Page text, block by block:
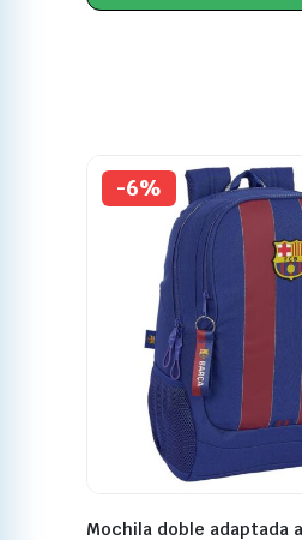
-6%
Mochila doble adaptada